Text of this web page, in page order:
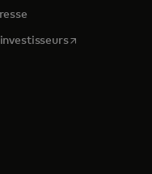
s’ouvre dans